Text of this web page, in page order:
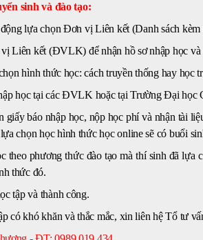
sinh và đào tạo:
lựa chọn Đơn vị Liên kết (Danh sách kèm
Liên kết (ĐVLK) để nhận hồ sơ nhập học và
hình thức học: cách truyền thống hay học
học tại các ĐVLK hoặc tại Trường Đại học
giấy báo nhập học, nộp học phí và nhận tài
chọn học hình thức học online sẽ có buổi
theo phương thức đào tạo mà thí sinh đã
thức đó.
tập và thành công.
có khó khăn và thắc mắc, xin liên hệ Tổ tư